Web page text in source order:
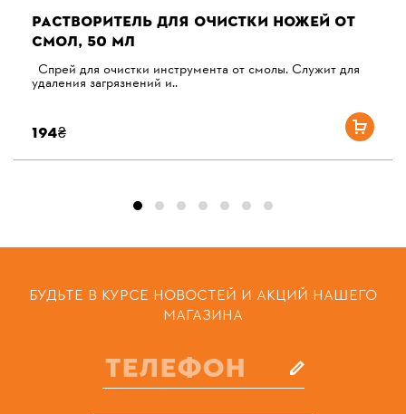
РАСТВОРИТЕЛЬ ДЛЯ ОЧИСТКИ НОЖЕЙ ОТ
СМОЛ, 50 МЛ
Спрей для очистки инструмента от смолы. Служит для
удаления загрязнений и..
194₴
БУДЬТЕ В КУРСЕ НОВОСТЕЙ И АКЦИЙ НАШЕГО
МАГАЗИНА